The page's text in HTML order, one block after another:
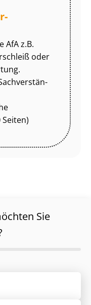
AfA z.B.
oder
Sie